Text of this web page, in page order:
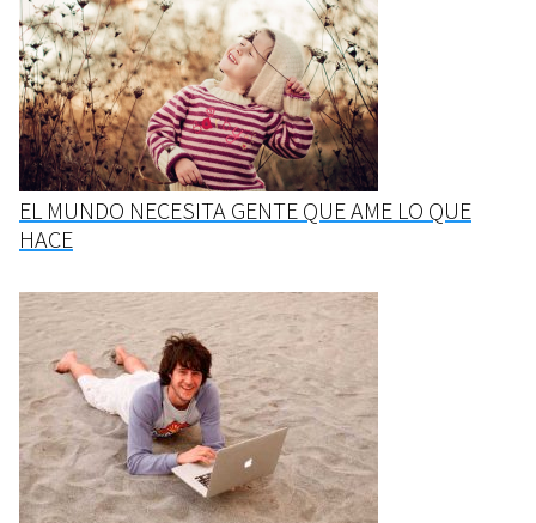
EL MUNDO NECESITA GENTE QUE AME LO QUE
HACE